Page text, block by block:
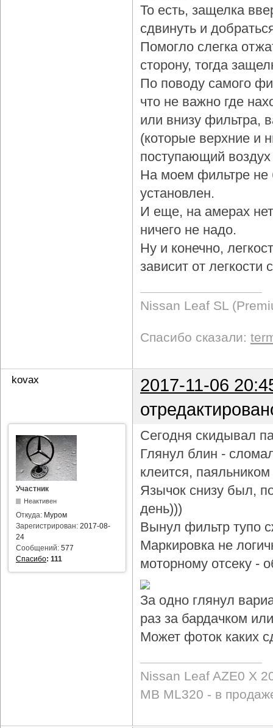
То есть, защелка
сдвинуть и
Помогло слегка
сторону, тогда
По поводу самого
что не важно где
или внизу фильтра,
(которые верхние и
поступающий
На моем фильтре не
установлен.
И еще, на амерах
ничего не надо.
Ну и конечно,
зависит от
Nissan Leaf SL
Спасибо сказали:
kovax
2017-11-06
Участник
Неактивен
Откуда: Муром
Зарегистрирован: 2017-08-
24
Сообщений: 577
Спасибо: 111
Сегодня скидывал
Глянул блин -
клеится,
Язычок снизу был,
день)))
Вынул фильтр тупо
Маркировка не
моторному отсеку -
За одно глянул
раз за бардачком
Может фоток каких
Nissan Leaf AZE0 X
MB ML320 - в